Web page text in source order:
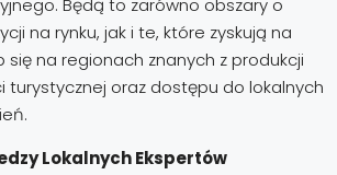
Będą to zarówno obszary o
na rynku, jak i te, które zyskują na
się na regionach znanych z produkcji
turystycznej oraz dostępu do lokalnych
Lokalnych Ekspertów